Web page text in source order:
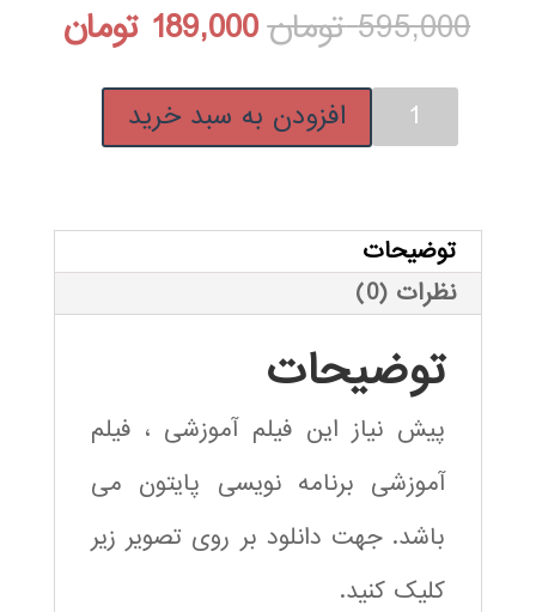
595,000 تومانقیمت
اصلی:
595,000 تومان
189,000 تومان
انتخاب
ویژگی
در
پایتون
عدد
افزودن به سبد خرید
توضیحات
نظرات (0)
توضیحات
پیش نیاز این فیلم آموزشی ، فیلم
آموزشی برنامه نویسی پایتون می
باشد. جهت دانلود بر روی تصویر زیر
کلیک کنید.